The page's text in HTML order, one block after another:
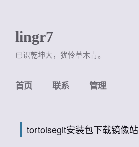
lingr7
已识乾坤大，犹怜草木青。
首页 联系 管理
tortoisegit安装包下载镜像站